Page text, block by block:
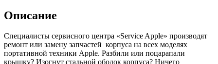
Описание
Специалисты сервисного центра «Service Apple» производят
ремонт или замену запчастей корпуса на всех моделях
портативной техники Apple. Разбили или поцарапали
крышку? Изогнут стальной ободок корпуса? Ничего